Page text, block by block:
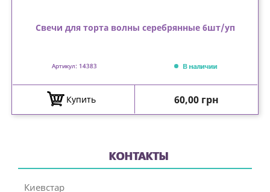
Свечи для торта волны серебрянные 6шт/уп
Артикул: 14383 В наличии
Купить Цена
60,00 грн
КОНТАКТЫ
Киевстар